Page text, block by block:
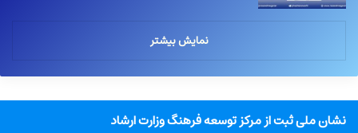
نمایش بیشتر
نشان ملی ثبت از مرکز توسعه فرهنگ وزارت ارشاد